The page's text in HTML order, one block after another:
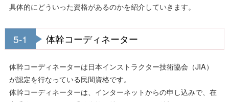
具体的にどういった資格があるのかを紹介していきます。
5-1 体幹コーディネーター
体幹コーディネーターは日本インストラクター技術協会（JIA）
が認定を行なっている民間資格です。
体幹コーディネーターは、インターネットからの申し込みで、在